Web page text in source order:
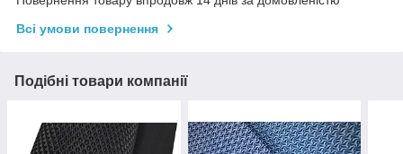
Всі умови повернення
Подібні товари компанії